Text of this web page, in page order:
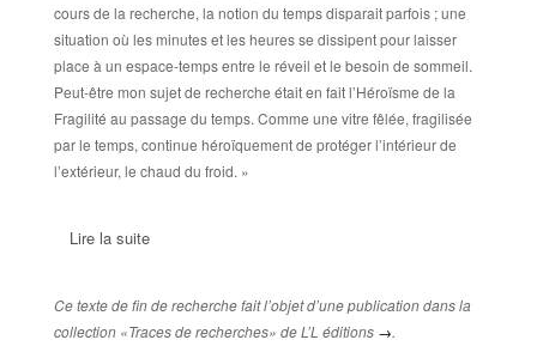
cours de la recherche, la notion du temps disparait parfois ; une
situation où les minutes et les heures se dissipent pour laisser
place à un espace-temps entre le réveil et le besoin de sommeil.
Peut-être mon sujet de recherche était en fait l’Héroïsme de la
Fragilité au passage du temps. Comme une vitre fêlée, fragilisée
par le temps, continue héroïquement de protéger l’intérieur de
l’extérieur, le chaud du froid. »
Lire la suite
Ce texte de fin de recherche fait l’objet d’une publication dans la
collection «Traces de recherches» de L’L éditions →.